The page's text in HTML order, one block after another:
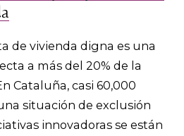
de vivienda digna es una
a más del 20% de la
Cataluña, casi 60,000
situación de exclusión
innovadoras se están